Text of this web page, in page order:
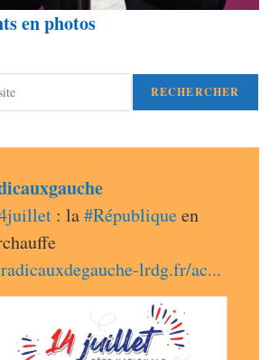
en photos
RECHERCHER
avatar post
: la #République en
lrdg.fr/ac